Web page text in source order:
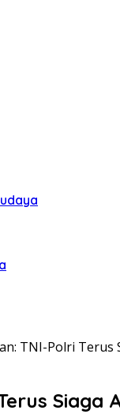
TNI-Polri Terus